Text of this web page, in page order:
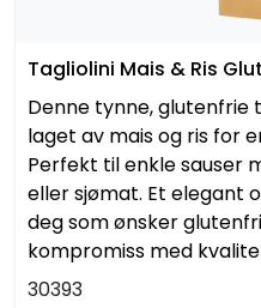
Tagliolini Mais & Ris
Denne tynne, glutenfrie
laget av mais og ris for
Perfekt til enkle sauser
eller sjømat. Et elegant
deg som ønsker
kompromiss med
30393